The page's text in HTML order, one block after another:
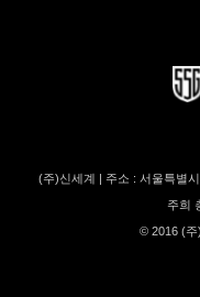
(주)신세계 | 주소 : 서울특별
주희